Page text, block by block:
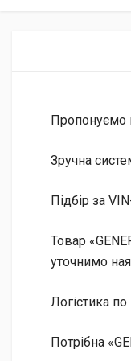
Пропонуємо
Зручна
Підбір за
Товар
уточнимо
Логістика по
Потрібна